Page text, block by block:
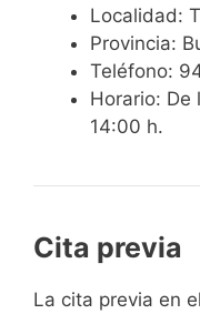
Localidad:
Provincia:
Teléfono:
Horario: De
14:00 h.
Cita previa
​​​​​​​​​​​​​​​​​​​​​​​​​​​​La cita previa en